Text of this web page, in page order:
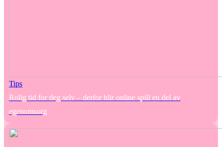
Tips
Rolig tid for deg selv – derfor blir online spill en del av
egenomsorg